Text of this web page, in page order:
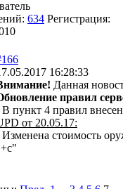
634 Регистрация:
16:28:33
Данная
правил
В пункт 4 правил
от 20.05.17:
Изменена стоимость